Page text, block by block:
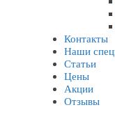
Контакты
Наши
Статьи
Цены
Акции
Отзывы